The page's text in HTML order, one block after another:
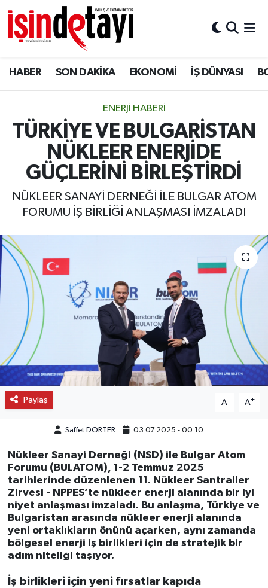
HABER SON DAKİKA EKONOMİ İŞ DÜNYASI
ENERJİ HABERİ
TÜRKİYE VE BULGARİSTAN
NÜKLEER ENERJİDE
GÜÇLERİNİ BİRLEŞTİRDİ
NÜKLEER SANAYİ DERNEĞİ İLE BULGAR ATOM
FORUMU İŞ BİRLİĞİ ANLAŞMASI İMZALADI
Paylaş A- A+
Saffet DÖRTER 03.07.2025 - 00:10
Nükleer Sanayi Derneği (NSD) ile Bulgar Atom
Forumu (BULATOM), 1-2 Temmuz 2025
tarihlerinde düzenlenen 11. Nükleer Santraller
Zirvesi - NPPES’te nükleer enerji alanında bir iyi
niyet anlaşması imzaladı. Bu anlaşma, Türkiye ve
Bulgaristan arasında nükleer enerji alanında
yeni ortaklıkların önünü açarken, aynı zamanda
bölgesel enerji iş birlikleri için de stratejik bir
adım niteliği taşıyor.
İş birlikleri için yeni fırsatlar kapıda
DÜNYA
Eğitim
ENERJİ HABERİ
GAYRİMENKUL
HABER
MAGAZİN
OTO DETAY
SAĞLIK
SON DAKİKA
SPOR
FİNANS
Nöbetçi Eczaneler
Hava Durumu
İstanbul Namaz Vakitleri
Trafik Durumu
Süper Lig Puan Durumu ve Fikstür
Tüm Manşetler
Haber Arşivi